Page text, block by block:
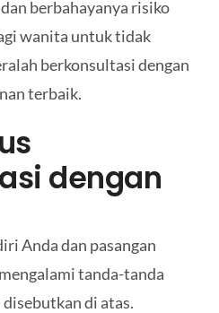
berbahayanya risiko
wanita untuk tidak
berkonsultasi dengan
terbaik.
dengan
Anda dan pasangan
tanda-tanda
di atas.